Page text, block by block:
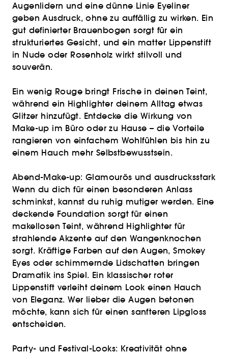
Augenlidern und eine dünne Linie Eyeliner
geben Ausdruck, ohne zu auffällig zu wirken. Ein
gut definierter Brauenbogen sorgt für ein
strukturiertes Gesicht, und ein matter Lippenstift
in Nude oder Rosenholz wirkt stilvoll und
souverän.
Ein wenig Rouge bringt Frische in deinen Teint,
während ein Highlighter deinem Alltag etwas
Glitzer hinzufügt. Entdecke die Wirkung von
Make-up im Büro oder zu Hause – die Vorteile
rangieren von einfachem Wohlfühlen bis hin zu
einem Hauch mehr Selbstbewusstsein.
Abend-Make-up: Glamourös und ausdrucksstark
Wenn du dich für einen besonderen Anlass
schminkst, kannst du ruhig mutiger werden. Eine
deckende Foundation sorgt für einen
makellosen Teint, während Highlighter für
strahlende Akzente auf den Wangenknochen
sorgt. Kräftige Farben auf den Augen, Smokey
Eyes oder schimmernde Lidschatten bringen
Dramatik ins Spiel. Ein klassischer roter
Lippenstift verleiht deinem Look einen Hauch
von Eleganz. Wer lieber die Augen betonen
möchte, kann sich für einen sanfteren Lipgloss
entscheiden.
Party- und Festival-Looks: Kreativität ohne